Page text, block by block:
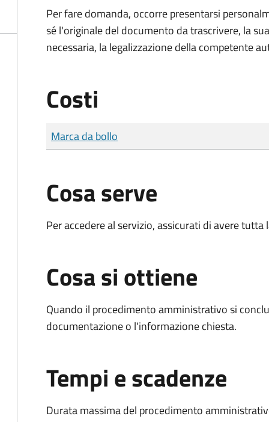
Per fare domanda, occorre presentarsi
sé l'originale del documento da trascrivere, la
necessaria, la legalizzazione della competente
Costi
Tipo di pagamento
Importo
Marca da bollo
Cosa serve
Per accedere al servizio, assicurati di avere
Cosa si ottiene
Quando il procedimento amministrativo si
documentazione o l'informazione chiesta.
Tempi e scadenze
Durata massima del procedimento